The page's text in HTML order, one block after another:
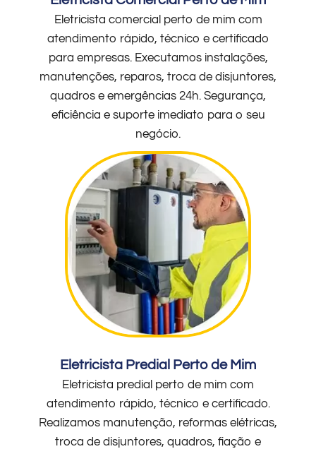
Eletricista comercial perto de mim com
atendimento rápido, técnico e certificado
para empresas. Executamos instalações,
manutenções, reparos, troca de disjuntores,
quadros e emergências 24h. Segurança,
eficiência e suporte imediato para o seu
negócio.
Eletricista Predial Perto de Mim
Eletricista predial perto de mim com
atendimento rápido, técnico e certificado.
Realizamos manutenção, reformas elétricas,
troca de disjuntores, quadros, fiação e